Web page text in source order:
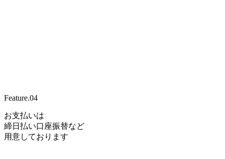
Feature.04
お支払いは
締日払い口座振替など
用意しております